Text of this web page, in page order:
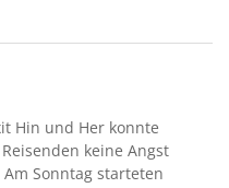
Hin und Her konnte
keine Angst
Am Sonntag starteten